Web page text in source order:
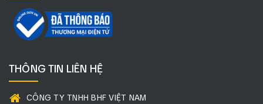
THÔNG TIN LIÊN HỆ
CÔNG TY TNHH BHF VIỆT NAM